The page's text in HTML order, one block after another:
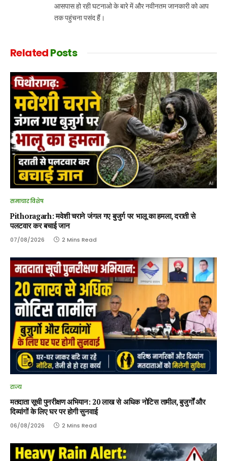
आसपास हो रही घटनाओ के बारे में और नवीनतम जानकारी को आप
तक पहुंचना पसंद हैं।
RelatedPosts
समाचार विशेष
Pithoragarh: मवेशी चराने जंगल गए बुजुर्ग पर भालू का हमला, दराती से
पलटवार कर बचाई जान
07/08/2026 2 Mins Read
राज्य
मतदाता सूची पुनरीक्षण अभियान: 20 लाख से अधिक नोटिस तामील, बुजुर्गों और
दिव्यांगों के लिए घर पर होगी सुनवाई
06/08/2026 2 Mins Read